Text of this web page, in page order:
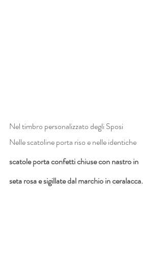
Nel timbro personalizzato degli Sposi
Nelle scatoline porta riso e nelle identiche
scatole porta confetti chiuse con nastro in
seta rosa e sigillate dal marchio in ceralacca.